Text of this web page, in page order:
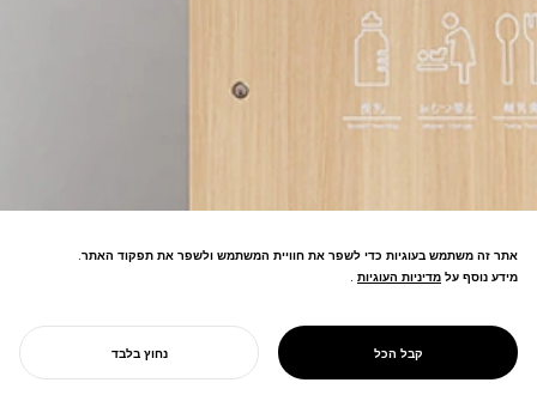
PROJECT
MAMARO
ציבוריים—עיצוב המאפשר תמיכה בטיפול
בילדים ברמה החברתית.
אתר זה משתמש בעוגיות כדי לשפר את חוויית המשתמש ולשפר את תפקוד האתר.
מידע נוסף על מדיניות העוגיות
מדיניות העוגיות .
קבל הכל נחוץ בלבד